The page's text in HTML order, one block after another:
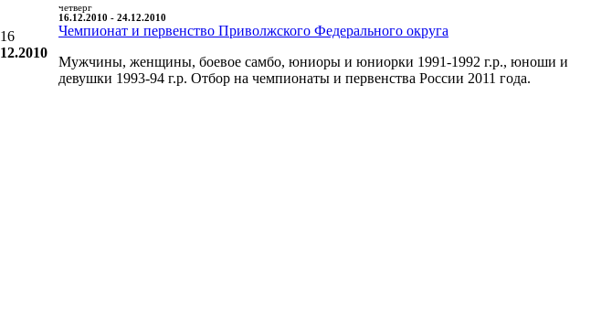
16
12.2010
четверг
16.12.2010 - 24.12.2010
Чемпионат и первенство Приволжского Федерального округа
Мужчины, женщины, боевое самбо, юниоры и юниорки 1991-1992 г.р., юноши и
девушки 1993-94 г.р. Отбор на чемпионаты и первенства России 2011 года.